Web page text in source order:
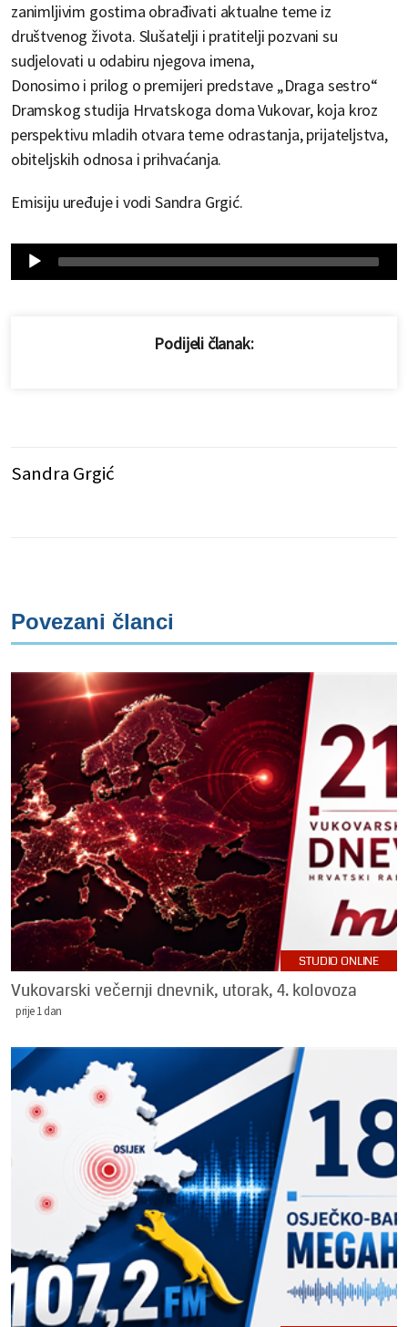
zanimljivim gostima obrađivati aktualne teme iz
društvenog života. Slušatelji i pratitelji pozvani su
sudjelovati u odabiru njegova imena,
Donosimo i prilog o premijeri predstave „Draga sestro“
Dramskog studija Hrvatskoga doma Vukovar, koja kroz
perspektivu mladih otvara teme odrastanja, prijateljstva,
obiteljskih odnosa i prihvaćanja.
Emisiju uređuje i vodi Sandra Grgić.
Audio
Player
Podijeli članak:
Sandra Grgić
Povezani članci
STUDIO ONLINE
Vukovarski večernji dnevnik, utorak, 4. kolovoza
prije 1 dan